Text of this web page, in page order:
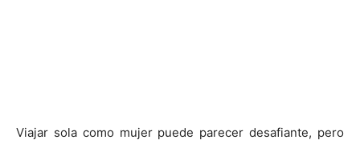
Viajar sola como mujer puede parecer desafiante, pero